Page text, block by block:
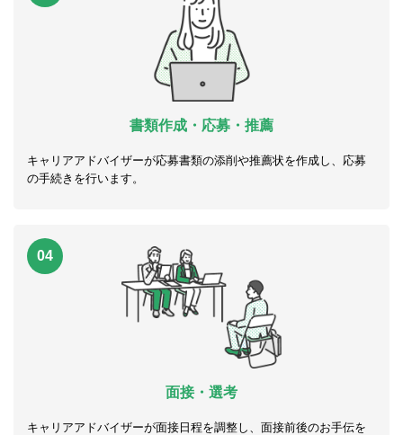
書類作成・応募・推薦
キャリアアドバイザーが応募書類の添削や推薦状を作成し、応募
の手続きを行います。
04
面接・選考
キャリアアドバイザーが面接日程を調整し、面接前後のお手伝を